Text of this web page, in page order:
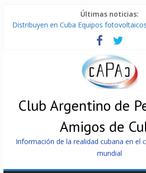
Últimas noticias:
Distribuyen en Cuba Equipos
La ONU condena medidas de EE.UU
Cuba alerta sobre doctrina militar de
Nuevas sanciones de EEUU contra Cuba
cooperación militar con Rusia y China
Brutal represión contra los que marchan
venda la patria
Club Argentino de
Amigos de
Información de la realidad cubana en el
mundial